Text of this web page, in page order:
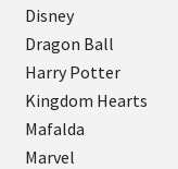
Disney
Dragon Ball
Harry Potter
Kingdom Hearts
Mafalda
Marvel